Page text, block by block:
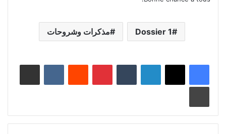
Dossier 1 مذكرات وشروحات
لينكدإن بينتيريست مشاركة عبر البريد
طباعة